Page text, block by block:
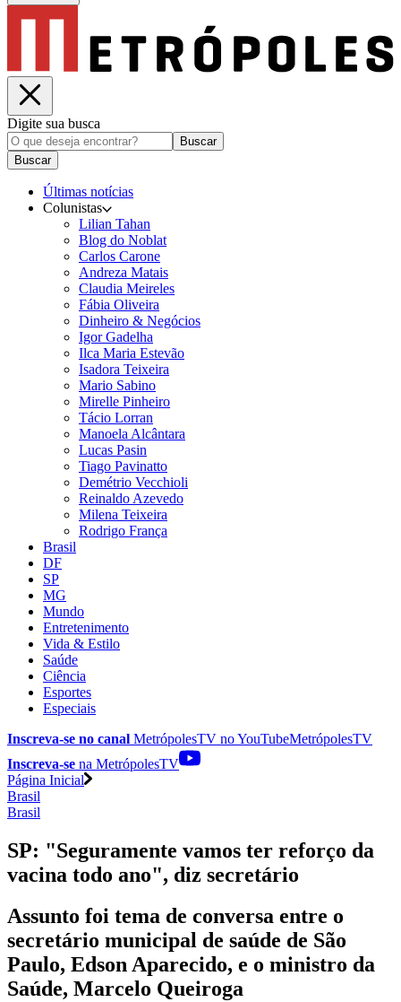
Digite sua busca
Buscar
Buscar
Últimas notícias
Colunistas
Lilian Tahan
Blog do Noblat
Carlos Carone
Andreza Matais
Claudia Meireles
Fábia Oliveira
Dinheiro & Negócios
Igor Gadelha
Ilca Maria Estevão
Isadora Teixeira
Mario Sabino
Mirelle Pinheiro
Tácio Lorran
Manoela Alcântara
Lucas Pasin
Tiago Pavinatto
Demétrio Vecchioli
Reinaldo Azevedo
Milena Teixeira
Rodrigo França
Brasil
DF
SP
MG
Mundo
Entretenimento
Vida & Estilo
Saúde
Ciência
Esportes
Especiais
Inscreva-se no canal MetrópolesTV noYouTubeMetrópolesTV
Inscreva-se na MetrópolesTV
Página Inicial
Brasil
Brasil
SP: "Seguramente vamos ter reforço da
vacina todo ano", diz secretário
Assunto foi tema de conversa entre o
secretário municipal de saúde de São
Paulo, Edson Aparecido, e o ministro da
Saúde, Marcelo Queiroga